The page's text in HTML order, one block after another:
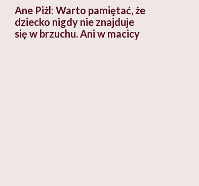
Ane Piżl: Warto pamiętać, że
dziecko nigdy nie znajduje
się w brzuchu. Ani w macicy